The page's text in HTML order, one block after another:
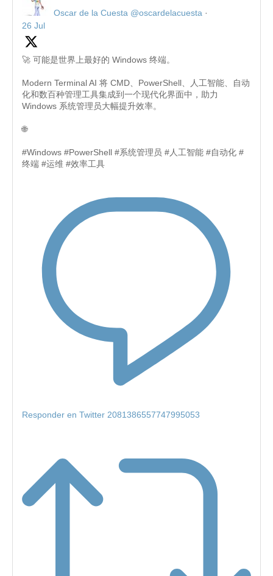
Oscar de la Cuesta @oscardelacuesta ·
26 Jul
🚀 可能是世界上最好的 Windows 终端。
Modern Terminal AI 将 CMD、PowerShell、人工智能、自动
化和数百种管理工具集成到一个现代化界面中，助力
Windows 系统管理员大幅提升效率。
🌐
#Windows #PowerShell #系统管理员 #人工智能 #自动化 #
终端 #运维 #效率工具
Responder en Twitter 2081386557747995053